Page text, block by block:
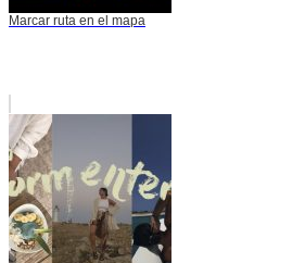
Marcar ruta en el mapa